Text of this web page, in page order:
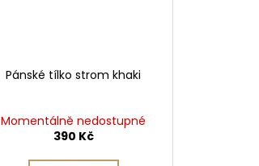
Pánské tílko strom khaki
Momentálně nedostupné
390 Kč